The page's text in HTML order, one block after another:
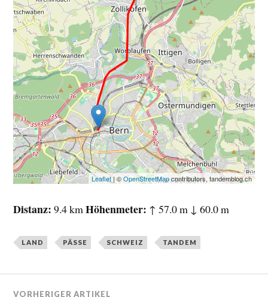
Leaflet| ©OpenStreetMapcontributors, tandemblog.ch
Distanz 9.4 kmHöhenmeter ↑ 57.0 m ↓ 60.0 m
LAND PÄSSE SCHWEIZ TANDEM
VORHERIGER ARTIKEL